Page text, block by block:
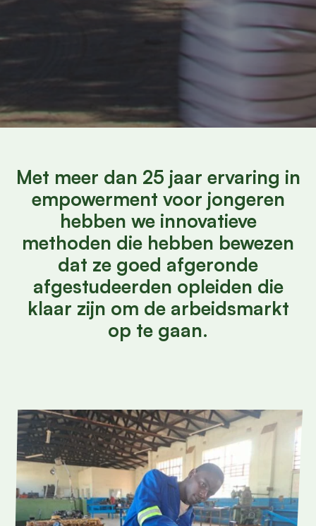
Met meer dan 25 jaar ervaring in
empowerment voor jongeren
hebben we innovatieve
methoden die hebben bewezen
dat ze goed afgeronde
afgestudeerden opleiden die
klaar zijn om de arbeidsmarkt
op te gaan.